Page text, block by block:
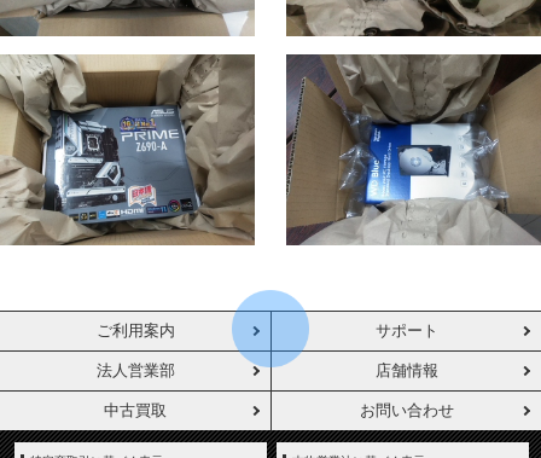
ご利用案内 サポート
法人営業部 店舗情報
中古買取 お問い合わせ